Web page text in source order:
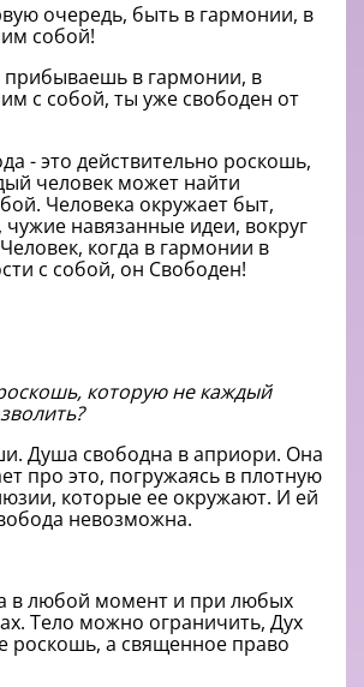
очередь, быть в гармонии, в
собой!
в гармонии, в
с собой, ты уже свободен от
- это действительно роскошь,
человек может найти
Человека окружает быт,
навязанные идеи, вокруг
когда в гармонии в
с собой, он Свободен!
которую не каждый
Душа свободна в априори. Она
про это, погружаясь в плотную
которые ее окружают. И ей
невозможна.
в любой момент и при любых
Тело можно ограничить, Дух
роскошь, а священное право